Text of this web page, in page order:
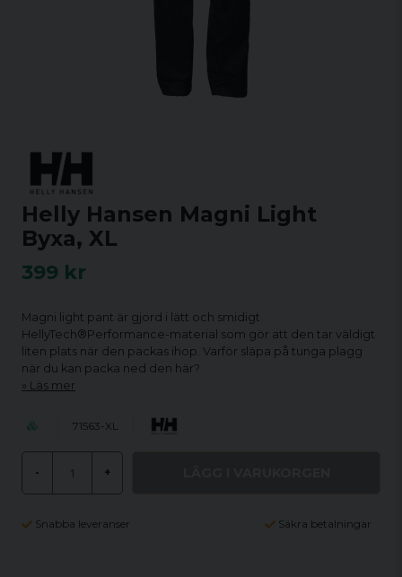
Helly Hansen Magni Light
Byxa, XL
399 kr
Magni light pant är gjord i lätt och smidigt
HellyTech®Performance-material som gör att den tar väldigt
liten plats när den packas ihop. Varför släpa på tunga plagg
när du kan packa ned den här?
Läs mer
71563-XL
- +
Snabba leveranser Säkra betalningar